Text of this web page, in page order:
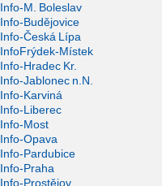
Info-M. Boleslav
Info-Budějovice
Info-Česká Lípa
InfoFrýdek-Místek
Info-Hradec Kr.
Info-Jablonec n.N.
Info-Karviná
Info-Liberec
Info-Most
Info-Opava
Info-Pardubice
Info-Praha
Info-Prostějov